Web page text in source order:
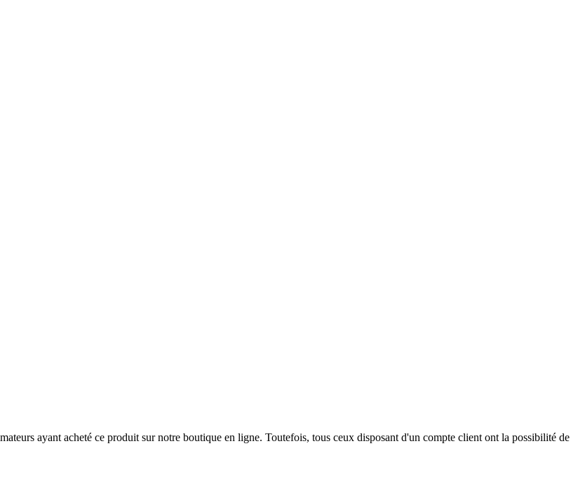
ayant acheté ce produit sur notre boutique en ligne. Toutefois, tous ceux disposant d'un compte client ont la possibilité de